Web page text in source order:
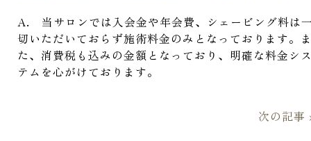
A. 当サロンでは入会金や年会費、シェービング料は
切いただいておらず施術料金のみとなっております。
た、消費税も込みの金額となっており、明確な料金シ
テムを心がけております。
次の記事